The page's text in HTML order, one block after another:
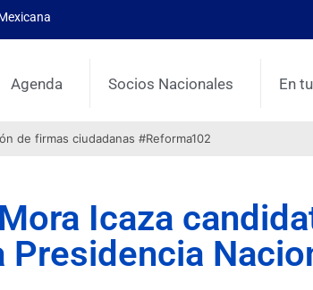
Agenda Socios Nacionales En
de firmas ciudadanas #Reforma102
Icaza
Presidencia